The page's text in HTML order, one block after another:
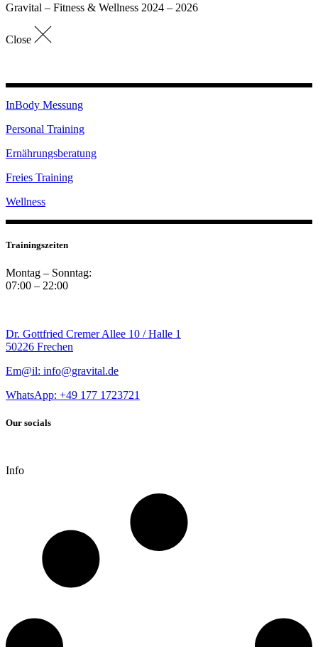
Gravital – Fitness & Wellness 2024 – 2026
Close
InBody Messung
Personal Training
Ernährungsberatung
Freies Training
Wellness
Trainingszeiten
Montag – Sonntag:
07:00 – 22:00
Dr. Gottfried Cremer Allee 10 / Halle 1
50226 Frechen
Em@il: info@gravital.de
WhatsApp: +49 177 1723721
Our socials
Info